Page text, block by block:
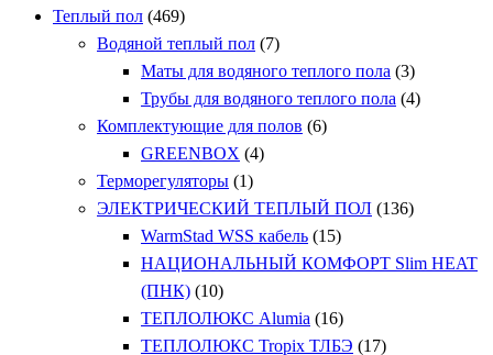
Теплый пол (469)
Водяной теплый пол (7)
Маты для водяного теплого пола (3)
Трубы для водяного теплого пола (4)
Комплектующие для полов (6)
GREENBOX (4)
Терморегуляторы (1)
ЭЛЕКТРИЧЕСКИЙ ТЕПЛЫЙ ПОЛ (136)
WarmStad WSS кабель (15)
НАЦИОНАЛЬНЫЙ КОМФОРТ Slim HEAT
(ПНК) (10)
ТЕПЛОЛЮКС Alumia (16)
ТЕПЛОЛЮКС Tropix ТЛБЭ (17)